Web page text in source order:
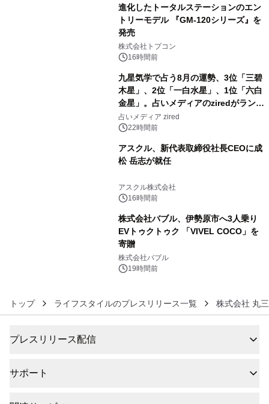
進化したトータルステーションのエン
トリーモデル 『GM-120シリーズ』を
発売
株式会社トプコン
16時間前
九星気学で占う8月の運勢、3位「三碧
木星」、2位「一白水星」、1位「六白
金星」。占いメディアのziredがランキ
ングを発表
占いメディア zired
22時間前
アスクル、新代表取締役社長CEOに成
松 岳志が就任
アスクル株式会社
16時間前
株式会社バブル、伊勢原市へ3人乗り
EVトゥクトゥク 「VIVEL COCO」を
寄贈
株式会社バブル
19時間前
トップ ライフスタイルのプレスリリース一覧 株式会社 丸
プレスリリース配信
サポート